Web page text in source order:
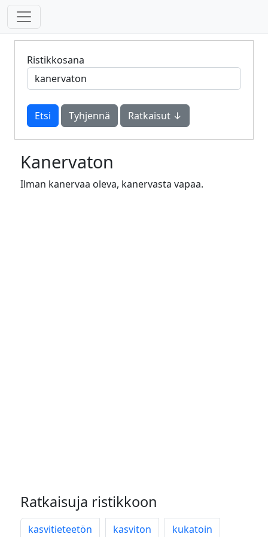
Ristikkosana
Tyhjennä Ratkaisut ↓
Kanervaton
Ilman kanervaa oleva, kanervasta vapaa.
Ratkaisuja ristikkoon
kasvitieteetön kasviton kukatoin